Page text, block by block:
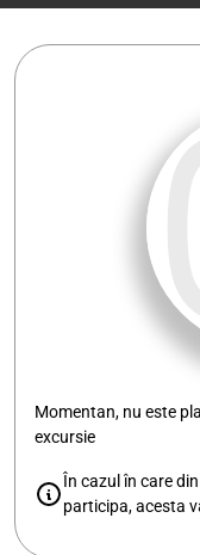
Momentan, nu este
excursie
În cazul în care
participa, acesta